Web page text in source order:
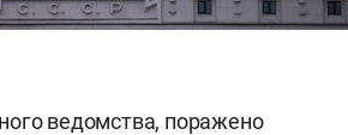
ведомства, поражено